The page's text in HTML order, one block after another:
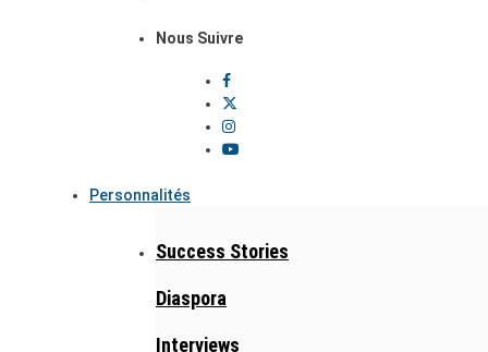
Nous Suivre
Personnalités
Success Stories
Diaspora
Interviews